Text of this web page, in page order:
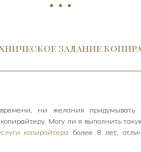
задание
ни желания придумывать
Могу ли я выполнить
копирайтера более 8 лет,